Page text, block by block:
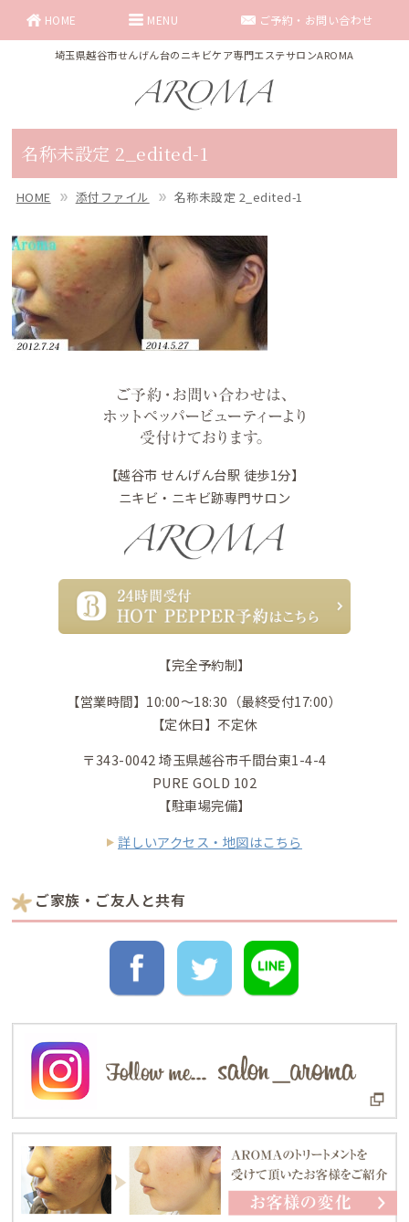
埼玉県越谷市せんげん台のニキビケア専門エステサロンAROMA
HOME ご予約・お問い合わせ
MENU
名称未設定 2_edited-1
HOME 添付ファイル 名称未設定 2_edited-1
【越谷市 せんげん台駅 徒歩1分】
ニキビ・ニキビ跡専門サロン
【完全予約制】
【営業時間】10:00〜18:30（最終受付17:00）
【定休日】不定休
〒343-0042 埼玉県越谷市千間台東1-4-4
PURE GOLD 102
【駐車場完備】
詳しいアクセス・地図はこちら
ご家族・ご友人と共有